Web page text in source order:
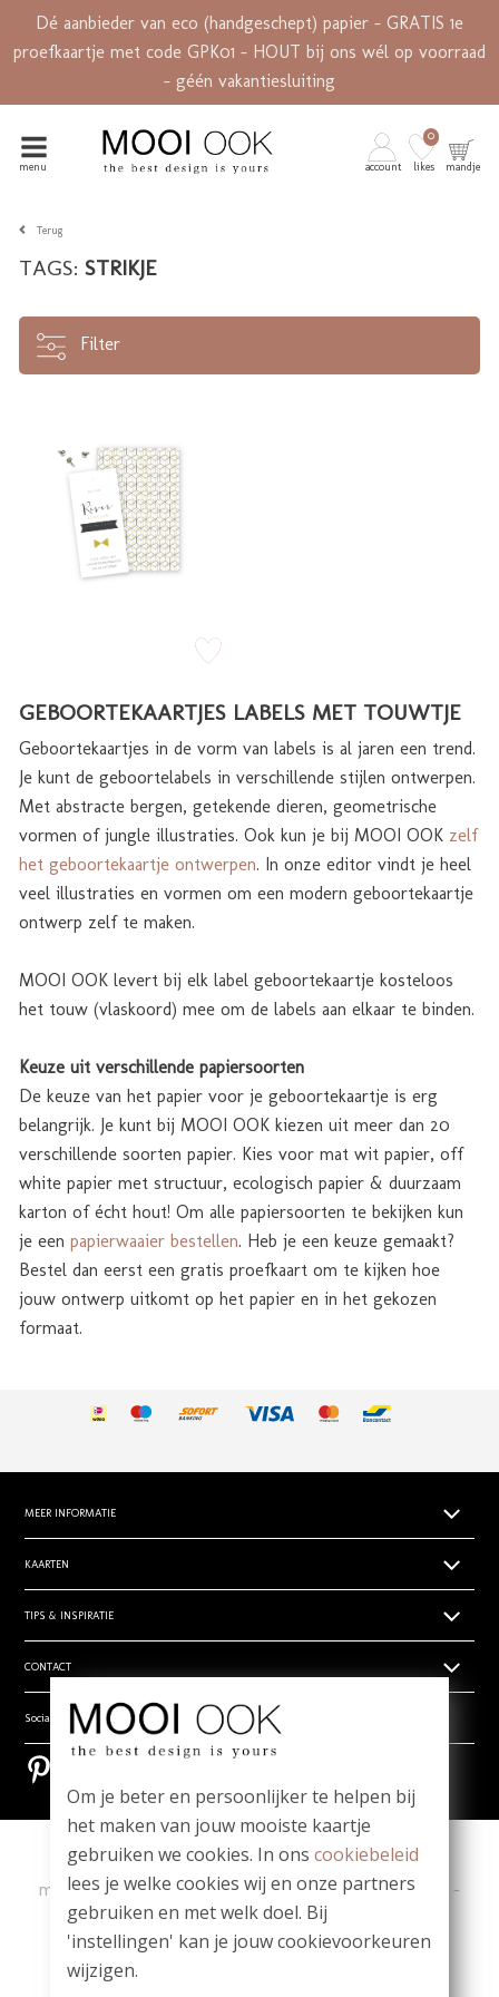
Dé aanbieder van eco (handgeschept) papier - GRATIS 1e
proefkaartje met code GPK01 - HOUT bij ons wél op voorraad
- géén vakantiesluiting
menu account likes
0
mandje
Terug
TAGS: STRIKJE
Filter
GEBOORTEKAARTJES LABELS MET TOUWTJE
Geboortekaartjes in de vorm van labels is al jaren een trend.
Je kunt de geboortelabels in verschillende stijlen ontwerpen.
Met abstracte bergen, getekende dieren, geometrische
vormen of jungle illustraties. Ook kun je bij MOOI OOK zelf
het geboortekaartje ontwerpen. In onze editor vindt je heel
veel illustraties en vormen om een modern geboortekaartje
ontwerp zelf te maken.
MOOI OOK levert bij elk label geboortekaartje kosteloos
het touw (vlaskoord) mee om de labels aan elkaar te binden.
Keuze uit verschillende papiersoorten
De keuze van het papier voor je geboortekaartje is erg
belangrijk. Je kunt bij MOOI OOK kiezen uit meer dan 20
verschillende soorten papier. Kies voor mat wit papier, off
white papier met structuur, ecologisch papier & duurzaam
karton of écht hout! Om alle papiersoorten te bekijken kun
je een papierwaaier bestellen. Heb je een keuze gemaakt?
Bestel dan eerst een gratis proefkaart om te kijken hoe
jouw ontwerp uitkomt op het papier en in het gekozen
formaat.
MEER INFORMATIE
Papiersoorten
Levertijden
Prijsoverzicht
Algemene voorwaarden
Privacy verklaring
KAARTEN
Geboortekaartjes
Trouwkaarten zelf ontwerpen
Rouwdrukwerk
Stilgeboren kindje
Bestel een papierwaaier
TIPS & INSPIRATIE
Hippe en unieke babynamen
- Babynamen jongens
- Babynamen meisjes
- Babynamen unisex
Bloei mij! Groeipapier tips!
Meest gestelde vragen
CONTACT
Wie zijn wij
Vragen? Mail ons! team@mooiook.nl
Zakelijk drukwerk
Contact
Social media
Copyright| Contact|
ma t/m vr 09.00 - 12.00 u -Whatsapp: 06-1980 6980
-
team@mooiook.nl
© MOOI OOK 2026 |powered by DRN Cards 2026
Om je beter en persoonlijker te helpen bij
het maken van jouw mooiste kaartje
gebruiken we cookies. In ons cookiebeleid
lees je welke cookies wij en onze partners
gebruiken en met welk doel. Bij
'instellingen' kan je jouw cookievoorkeuren
wijzigen.